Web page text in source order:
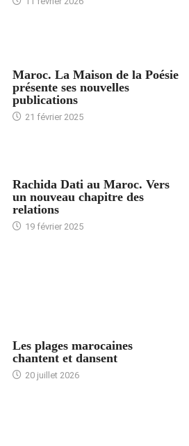
Maroc. La Maison de la Poésie
présente ses nouvelles
publications
21 février 2025
Rachida Dati au Maroc. Vers
un nouveau chapitre des
relations
19 février 2025
Les plages marocaines
chantent et dansent
20 juillet 2026